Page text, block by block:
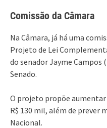
Comissão da Câmara
Na Câmara, já há uma
Projeto de Lei
do senador Jayme Campos
Senado.
O projeto propõe
R$ 130 mil, além de prever
Nacional.